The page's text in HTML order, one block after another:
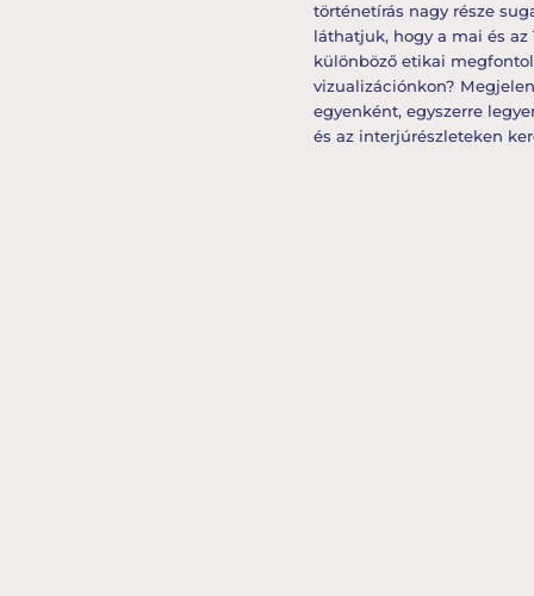
történetírás nagy része
láthatjuk, hogy a mai és
különböző etikai
vizualizációnkon?
egyenként, egyszerre
és az interjúrészleteken